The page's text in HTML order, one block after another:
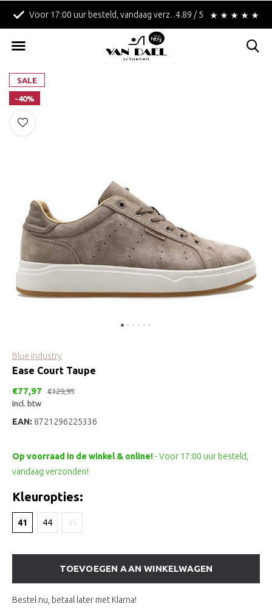
Voor 17:00 uur besteld, vandaag verzonden! Betaal achteraf met
4.89 / 5
SALE
-40%
Blue Industry
Ease Court Taupe
€77,97
€129,95
Incl. btw
EAN: 8721296225336
Op voorraad in de winkel & online!- Voor 17:00 uur besteld,
vandaag verzonden!
Kleuropties:
41 44 45
TOEVOEGEN AAN WINKELWAGEN
Bestel nu, betaal later met Klarna!